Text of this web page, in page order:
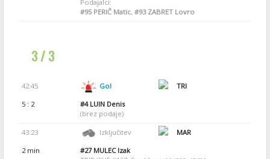
Podajalci:
#95PERIČ Matic, #93ZABRET Lovro
3 / 3
42:45 Gol
TRI
5 : 2
#4LUIN Denis
(brez podaje)
43:23 Izključitev
MAR
2 min
#27MULEC Izak